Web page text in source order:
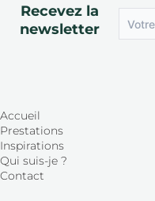
Accueil
Prestations
Inspirations
Qui suis-je ?
Contact
Recevez la
newsletter